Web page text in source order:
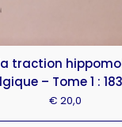
traction
– Tome 1 :
€ 20,0